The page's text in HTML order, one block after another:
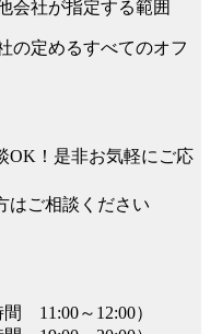
会社が指定する範囲
の定めるすべてのオフ
OK！是非お気軽にご応
はご相談ください
11:00～12:00）